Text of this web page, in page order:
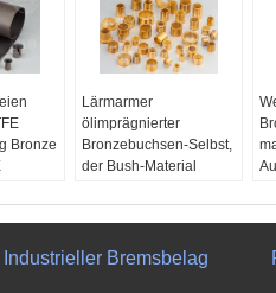
Bronze
-
Lärmarmer
ölimprägnierter
Bronzebuchsen-Selbst,
der Bush-Material
Abnutzungsbeständigkeit:
Eigenschaften:Ölfrei,
Industrieller Bremsbelag